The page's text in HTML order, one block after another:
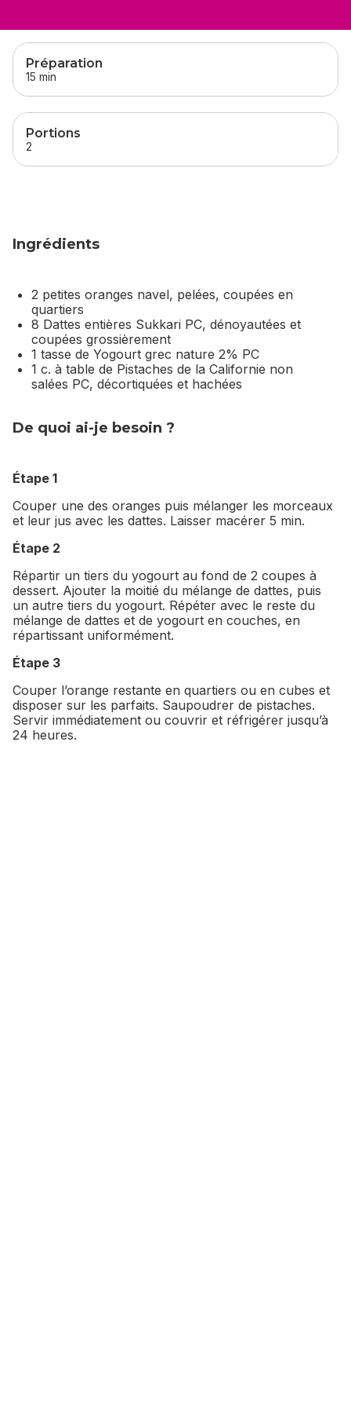
sauter
Préparation
15 min
Portions
2
Ingrédients
2 petites oranges navel, pelées, coupées en
quartiers
8 Dattes entières Sukkari PC, dénoyautées et
coupées grossièrement
1 tasse de Yogourt grec nature 2% PC
1 c. à table de Pistaches de la Californie non
salées PC, décortiquées et hachées
De quoi ai-je besoin ?
Étape 1
Couper une des oranges puis mélanger les morceaux
et leur jus avec les dattes. Laisser macérer 5 min.
Étape 2
Répartir un tiers du yogourt au fond de 2 coupes à
dessert. Ajouter la moitié du mélange de dattes, puis
un autre tiers du yogourt. Répéter avec le reste du
mélange de dattes et de yogourt en couches, en
répartissant uniformément.
Étape 3
Couper l’orange restante en quartiers ou en cubes et
disposer sur les parfaits. Saupoudrer de pistaches.
Servir immédiatement ou couvrir et réfrigérer jusqu’à
24 heures.